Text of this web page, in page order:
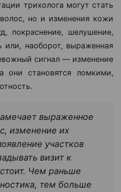
трихолога могут стать
но и изменения кожи
покраснение, шелушение,
наоборот, выраженная
сигнал — изменение
они становятся ломкими,
выраженное
изменение их
участков
визит к
Чем раньше
тем больше